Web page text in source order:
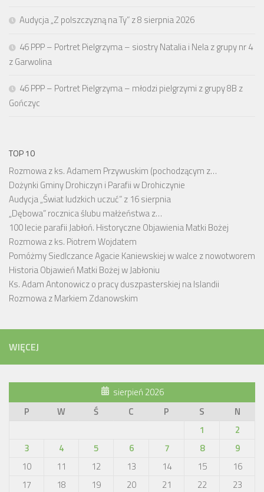
Audycja „Z polszczyzną na Ty” z 8 sierpnia 2026
46 PPP – Portret Pielgrzyma – siostry Natalia i Nela z grupy nr 4
z Garwolina
46 PPP – Portret Pielgrzyma – młodzi pielgrzymi z grupy 8B z
Gończyc
TOP 10
Rozmowa z ks. Adamem Przywuskim (pochodzącym z…
Dożynki Gminy Drohiczyn i Parafii w Drohiczynie
Audycja „Świat ludzkich uczuć” z 16 sierpnia
„Dębowa” rocznica ślubu małżeństwa z…
100 lecie parafii Jabłoń. Historyczne Objawienia Matki Bożej
Rozmowa z ks. Piotrem Wojdatem
Pomóżmy Siedlczance Agacie Kaniewskiej w walce z nowotworem
Historia Objawień Matki Bożej w Jabłoniu
Ks. Adam Antonowicz o pracy duszpasterskiej na Islandii
Rozmowa z Markiem Zdanowskim
WIĘCEJ
sierpień 2026
P
W Ś C P S
N
1
2
3
4 5 6 7 8
9
10
11 12 13 14 15
16
17
18 19 20 21 22
23